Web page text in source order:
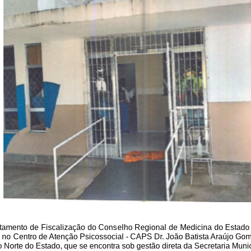
de Fiscalização do Conselho Regional de Medicina do
Centro de Atenção Psicossocial - CAPS Dr. João Batista Araújo
do Estado, que se encontra sob gestão direta da Secretaria